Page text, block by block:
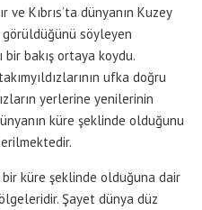
ve Kıbrıs’ta dünyanın Kuzey
söyleyen
bakış ortaya koydu.
ufka doğru
yerlerine yenilerinin
küre şeklinde olduğunu
bir küre şeklinde olduğuna dair
Şayet dünya düz